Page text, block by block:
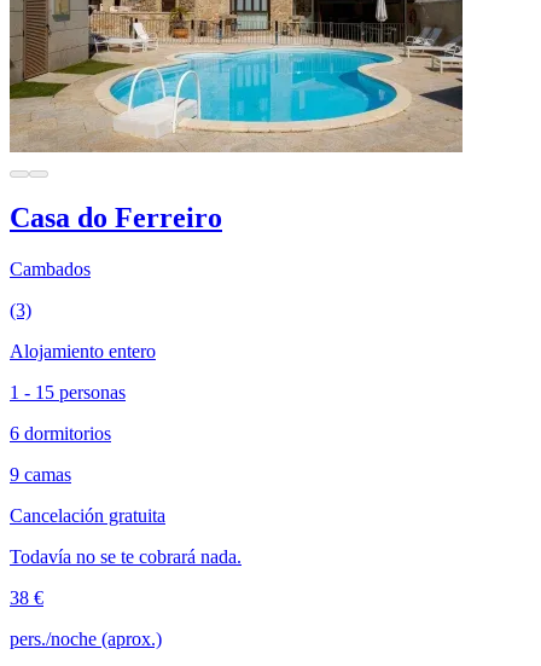
Casa do Ferreiro
Cambados
(3)
Alojamiento entero
1 - 15 personas
6 dormitorios
9 camas
Cancelación gratuita
Todavía no se te cobrará nada.
38 €
pers./noche (aprox.)